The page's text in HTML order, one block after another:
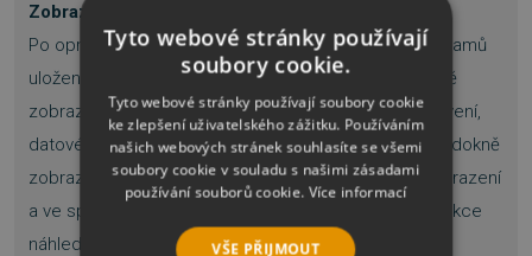
Zobrazí náhled opravené databáze
Po opravě SQL databáze nástroj zobrazí náhled záznamů
uložených v databázovém souboru. V levém podokně
zobrazuje tabulky, pohledy, synonyma, výchozí nastavení,
datové typy atd. ve stromové struktuře. V pravém podokně
zobrazuje obsah položky vybrané ve stromovém zobrazení
a ve spodním podokně zobrazuje protokol zpráv. Funkce
náhledu databáze je k dispozici také v softwaru SQL
Tyto webové stránky používají
soubory cookie.
Tyto webové stránky používají soubory cookie
ke zlepšení uživatelského zážitku. Používáním
našich webových stránek souhlasíte se všemi
soubory cookie v souladu s našimi zásadami
používání souborů cookie. Více informací
VŠE PŘIJMOUT